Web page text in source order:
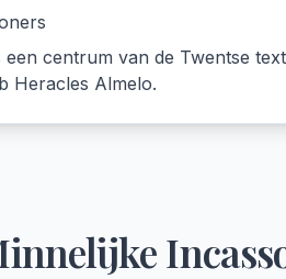
een centrum van de Twentse
Heracles Almelo.